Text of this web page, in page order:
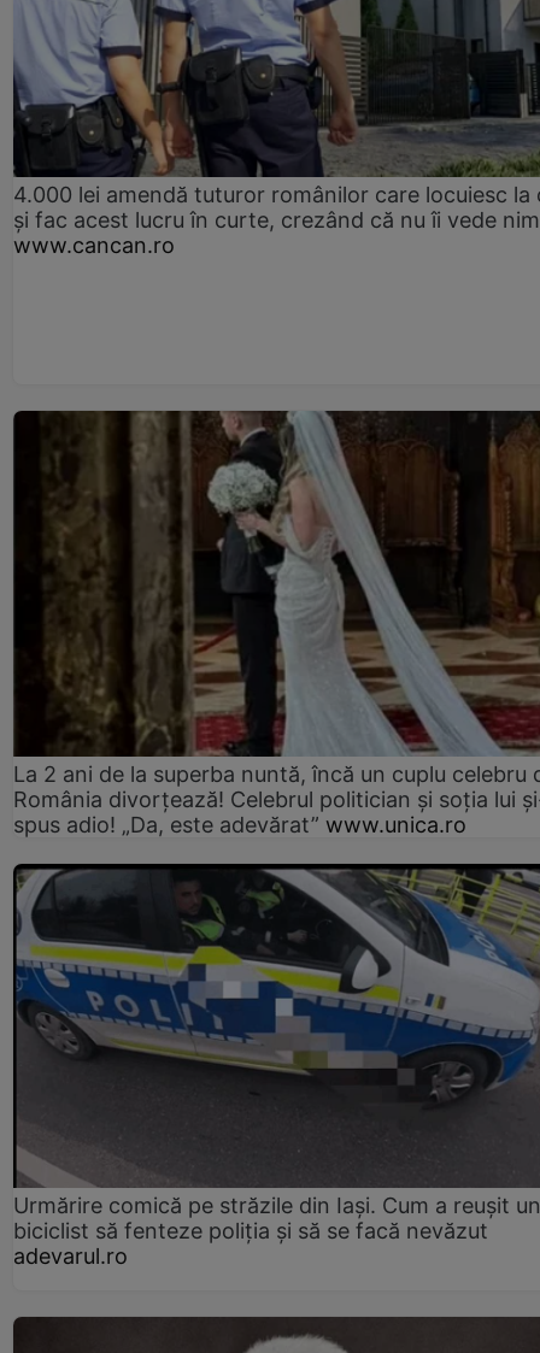
4.000 lei amendă tuturor românilor care locuiesc la
și fac acest lucru în curte, crezând că nu îi vede
www.cancan.ro
La 2 ani de la superba nuntă, încă un cuplu celebru
România divorțează! Celebrul politician și soția lui
spus adio! „Da, este adevărat” www.unica.ro
Urmărire comică pe străzile din Iași. Cum a reușit un
biciclist să fenteze poliția și să se facă nevăzut
adevarul.ro